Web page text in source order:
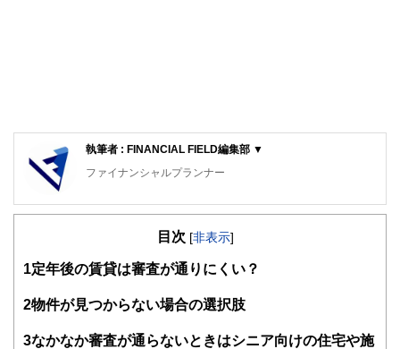
執筆者 : FINANCIAL FIELD編集部 ▼
ファイナンシャルプランナー
FinancialField編集部は、金融、経済に関する記事を、日々
知識がない方でも理解できるようわかりやすく発信していま
得者を中心に「お金や暮らし」に関する書籍・雑誌の編集経
験者で構成され、企画立案から記事掲載まですべての工程に
関わることで、読者目線のコンテンツを追求しています。
目次 [非表示]
1 定年後の賃貸は審査が通りにくい？
2物件が見つからない場合の選択肢
3なかなか審査が通らないときはシニア向けの住宅や施